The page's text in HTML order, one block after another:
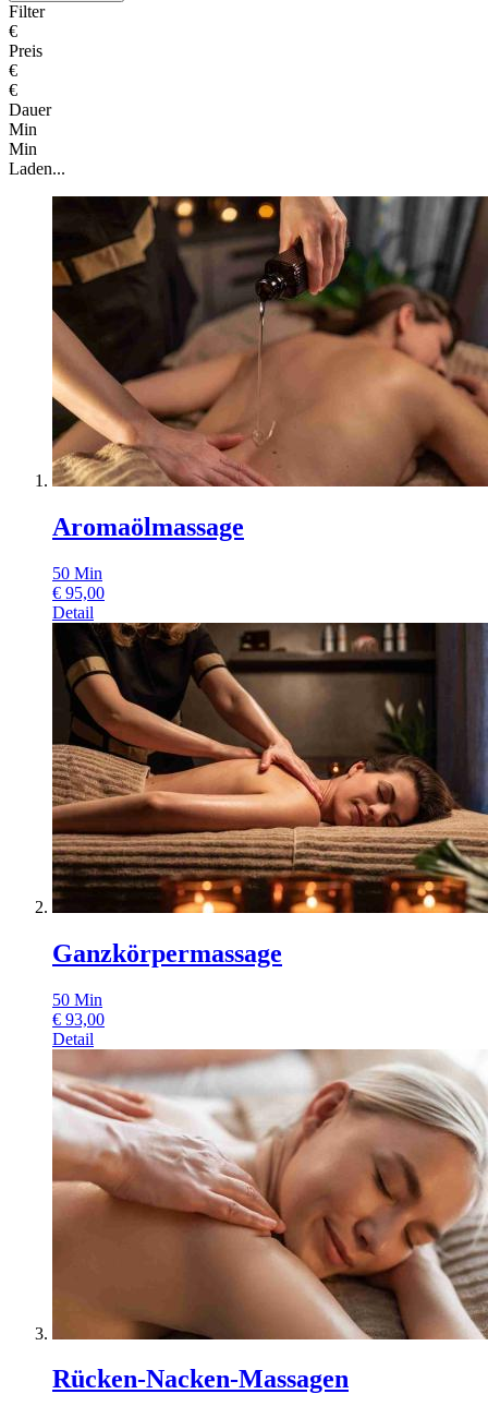
Filter
€
Preis
€
€
Dauer
Min
Min
Laden...
Aromaölmassage
50 Min
€ 95,00
Detail
Ganzkörpermassage
50 Min
€ 93,00
Detail
Rücken-Nacken-Massagen